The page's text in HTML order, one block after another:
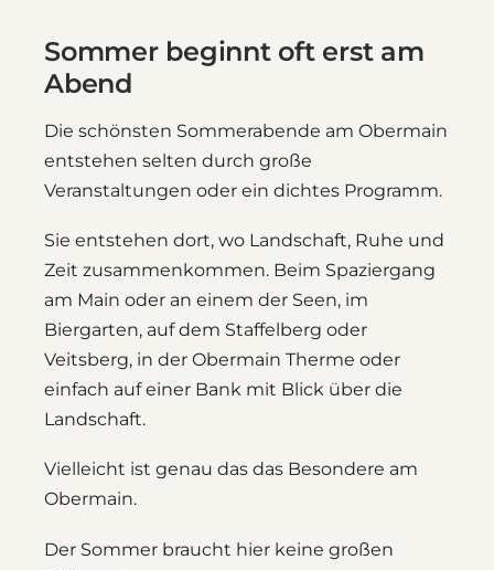
Sommer beginnt oft erst am
Abend
Die schönsten Sommerabende am Obermain
entstehen selten durch große
Veranstaltungen oder ein dichtes Programm.
Sie entstehen dort, wo Landschaft, Ruhe und
Zeit zusammenkommen. Beim Spaziergang
am Main oder an einem der Seen, im
Biergarten, auf dem Staffelberg oder
Veitsberg, in der Obermain Therme oder
einfach auf einer Bank mit Blick über die
Landschaft.
Vielleicht ist genau das das Besondere am
Obermain.
Der Sommer braucht hier keine großen